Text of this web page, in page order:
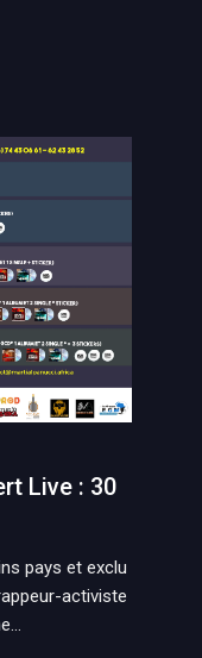
Live : 30
pays et exclu
activiste